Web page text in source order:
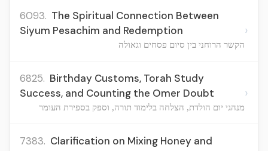
6093. The Spiritual Connection Between
Siyum Pesachim and Redemption
הקשר הרוחני בין סיום פסחים וגאולה
›
6825. Birthday Customs, Torah Study
Success, and Counting the Omer Doubt
מנהגי יום הולדת, הצלחה בלימוד תורה, וספק בספירת העומר
›
7383. Clarification on Mixing Honey and